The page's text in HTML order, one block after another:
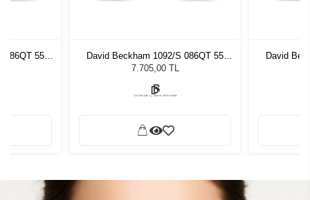
086QT 55
David Beckham 1092/S 086QT 55
Erkek Güneş Gözlüğü
7.705,00 TL
David